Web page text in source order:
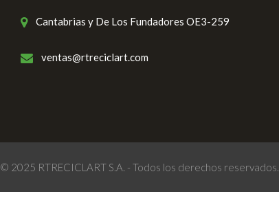
Cantabrias y De Los Fundadores OE3-259
ventas@rtreciclart.com
© 2025 RTRECICLART S.A. - Todos los derechos reservados.